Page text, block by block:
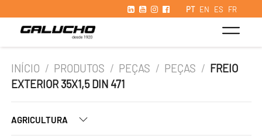
PT EN ES FR
INÍCIO / PRODUTOS / PEÇAS / PEÇAS / FREIO
EXTERIOR 35X1,5 DIN 471
AGRICULTURA